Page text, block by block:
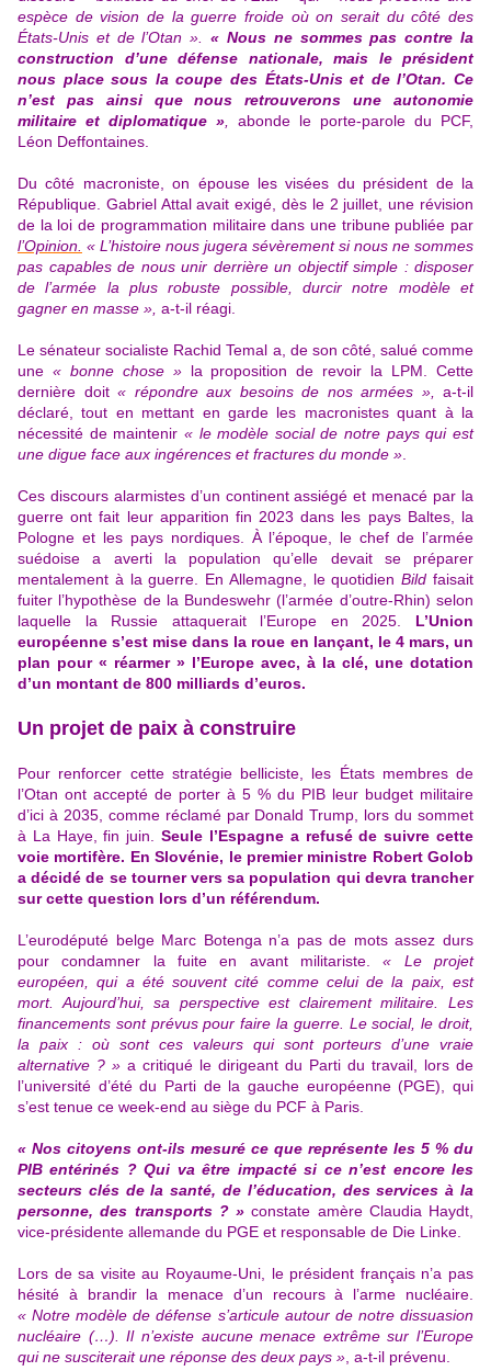
espèce de vision de la guerre froide où on serait du côté des
États-Unis et de l’Otan ».« Nous ne sommes pas contre la
construction d’une défense nationale, mais le président
nous place sous la coupe des États-Unis et de l’Otan. Ce
n’est pas ainsi que nous retrouverons une autonomie
militaire et diplomatique »
abonde le porte-parole du PCF,
Léon Deffontaines.
Du côté macroniste, on épouse les visées du président de la
République. Gabriel Attal avait exigé, dès le 2 juillet, une révision
de la loi de programmation militairedans une tribune publiée par
l’Opinion. « L’histoire nous jugera sévèrement si nous ne sommes
pas capables de nous unir derrière un objectif simple : disposer
de l’armée la plus robuste possible, durcir notre modèle et
gagner en masse », a-t-il réagi.
Le sénateur socialiste Rachid Temal a, de son côté, salué comme
une « bonne chose »la proposition de revoir la LPM. Cette
dernière doit « répondre aux besoins de nos armées »,
a-t-il
déclaré, tout en mettant en garde les macronistes quant à la
nécessité de maintenir « le modèle social de notre pays qui est
une digue face aux ingérences et fractures du monde »
Ces discours alarmistes d’un continent assiégé et menacé par la
guerre ont fait leur apparition fin 2023 dans les pays Baltes, la
Pologne et les pays nordiques. À l’époque, le chef de l’armée
suédoise a averti la population qu’elle devait se préparer
mentalement à la guerre. En Allemagne, le quotidienBild faisait
fuiter l’hypothèse de la Bundeswehr (l’armée d’outre-Rhin) selon
laquelle la Russie attaquerait l’Europe en 2025.
L’Union
européenne s’est mise dans la roue en lançant, le 4 mars, un
plan pour « réarmer » l’Europe avec, à la clé, une dotation
d’un montant de 800 milliards d’euros.
Un projet de paix à construire
Pour renforcer cette stratégie belliciste , les États membres de
l’Otan ont accepté de porter à 5 % du PIB leur budget militaire
d’ici à 2035, comme réclamé par Donald Trump, lors du sommet
à La Haye, fin juin.Seule l’Espagne a refusé de suivre cette
voie mortifère. En Slovénie, le premier ministre Robert Golob
a décidé de se tourner vers sa population qui devra trancher
sur cette question lors d’un référendum.
L’eurodéputé belge Marc Botenga n’a pas de mots assez durs
pour condamner la fuite en avant militariste.« Le projet
européen, qui a été souvent cité comme celui de la paix, est
mort. Aujourd’hui, sa perspective est clairement militaire. Les
financements sont prévus pour faire la guerre. Le social, le droit,
la paix : où sont ces valeurs qui sont porteurs d’une vraie
alternative ? » a critiqué le dirigeant du Parti du travail, lors de
l’université d’été du Parti de la gauche européenne (PGE), qui
s’est tenue ce week-end au siège du PCF à Paris.
« Nos citoyens ont-ils mesuré ce que représente les 5 % du
PIB entérinés ? Qui va être impacté si ce n’est encore les
secteurs clés de la santé, de l’éducation, des services à la
personne, des transports ? » constate amère Claudia Haydt,
vice-présidente allemande du PGE et responsable de Die Linke.
Lors de sa visite au Royaume-Uni, le président français n’a pas
hésité à brandir la menace d’un recours à l’arme nucléaire.
« Notre modèle de défense s’articule autour de notre dissuasion
nucléaire (…). Il n’existe aucune menace extrême sur l’Europe
qui ne susciterait une réponse des deux pays » , a-t-il prévenu.